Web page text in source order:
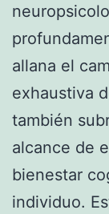
allana el
exhaustiva
también
alcance de
bienestar
individuo.